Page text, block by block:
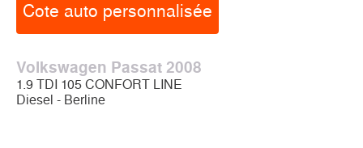
Cote auto personnalisée
Volkswagen Passat 2008
1.9 TDI 105 CONFORT LINE
Diesel - Berline